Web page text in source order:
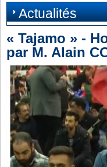
Actualités
« Tajamo » -
par M. Alain